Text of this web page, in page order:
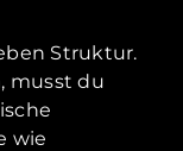
Struktur.
musst du
wie